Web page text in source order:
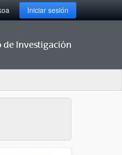
Iniciar sesión
Investigación